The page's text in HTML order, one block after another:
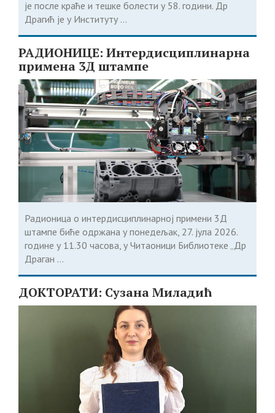
је после краће и тешке болести у 58. години. Др
Драгић је у Институту ...
РАДИОНИЦЕ: Интердисциплинарна
примена 3Д штампе
Радионица о интердисциплинарној примени 3Д
штампе биће одржана у понедељак, 27. јула 2026.
године у 11.30 часова, у Читаоници Библиотеке „Др
Драган ...
ДОКТОРАТИ: Сузана Миладић